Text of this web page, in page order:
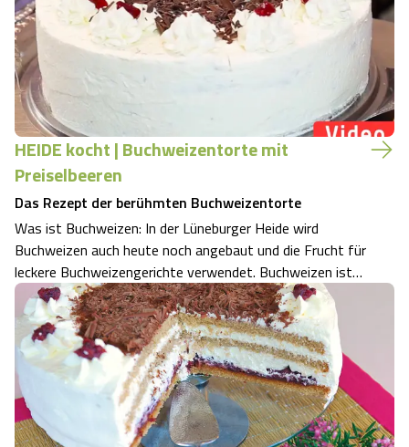
HEIDE kocht | Buchweizentorte mit
Preiselbeeren
Das Rezept der berühmten Buchweizentorte
Was ist Buchweizen: In der Lüneburger Heide wird
Buchweizen auch heute noch angebaut und die Frucht für
leckere Buchweizengerichte verwendet. Buchweizen ist
keine Getreideart, sondern gehört zur Familie der
Knöterichgewächse. Die Pflanzen haben gestielte
herzförmige Blätter und weiß-rosarote Blüten…